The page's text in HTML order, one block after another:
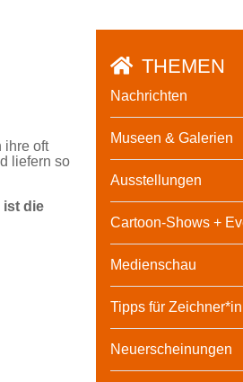
ihre oft
liefern so
ist die
THEMEN
Nachrichten
Museen & Galerien
Ausstellungen
Cartoon-Shows +
Medienschau
Tipps für
Neuerscheinungen